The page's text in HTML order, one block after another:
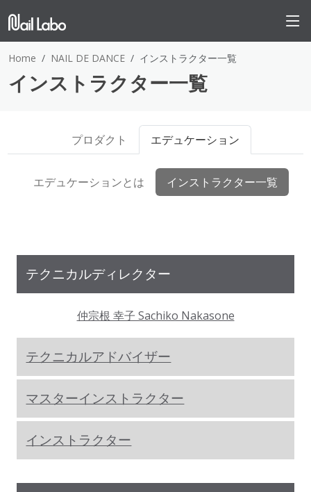
Home NAIL DE DANCE インストラクター一覧
インストラクター一覧
プロダクト エデュケーション
エデュケーションとは インストラクター一覧
テクニカルディレクター
仲宗根 幸子 Sachiko Nakasone
テクニカルアドバイザー
マスターインストラクター
インストラクター